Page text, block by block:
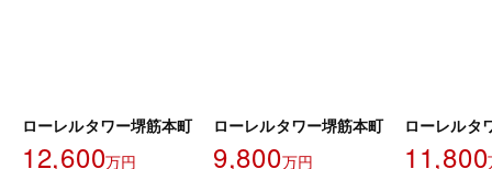
ローレルタワー堺筋本町
12,600万円
ローレルタワー堺筋本町
9,800万円
ローレルタ
11,800